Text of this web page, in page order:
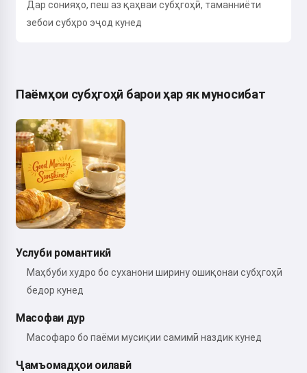
Дар сонияҳо, пеш аз қаҳваи субҳгоҳӣ, таманниёти
зебои субҳро эҷод кунед
Паёмҳои субҳгоҳӣ барои ҳар як муносибат
Услуби романтикӣ
Маҳбуби худро бо суханони ширину ошиқонаи субҳгоҳӣ
бедор кунед
Масофаи дур
Масофаро бо паёми мусиқии самимӣ наздик кунед
Ҷамъомадҳои оилавӣ